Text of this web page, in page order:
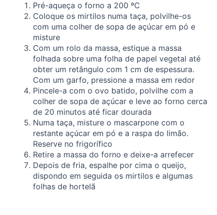
Pré-aqueça o forno a 200 ºC
Coloque os mirtilos numa taça, polvilhe-os
com uma colher de sopa de açúcar em pó e
misture
Com um rolo da massa, estique a massa
folhada sobre uma folha de papel vegetal até
obter um retângulo com 1 cm de espessura.
Com um garfo, pressione a massa em redor
Pincele-a com o ovo batido, polvilhe com a
colher de sopa de açúcar e leve ao forno cerca
de 20 minutos até ficar dourada
Numa taça, misture o mascarpone com o
restante açúcar em pó e a raspa do limão.
Reserve no frigorífico
Retire a massa do forno e deixe-a arrefecer
Depois de fria, espalhe por cima o queijo,
dispondo em seguida os mirtilos e algumas
folhas de hortelã